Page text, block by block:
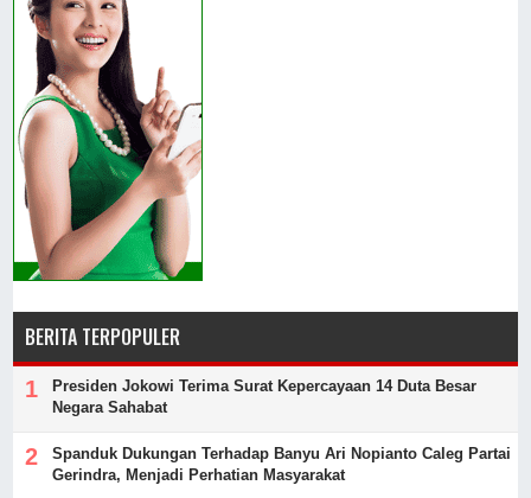
BERITA TERPOPULER
Presiden Jokowi Terima Surat Kepercayaan 14 Duta Besar
Negara Sahabat
Spanduk Dukungan Terhadap Banyu Ari Nopianto Caleg Partai
Gerindra, Menjadi Perhatian Masyarakat